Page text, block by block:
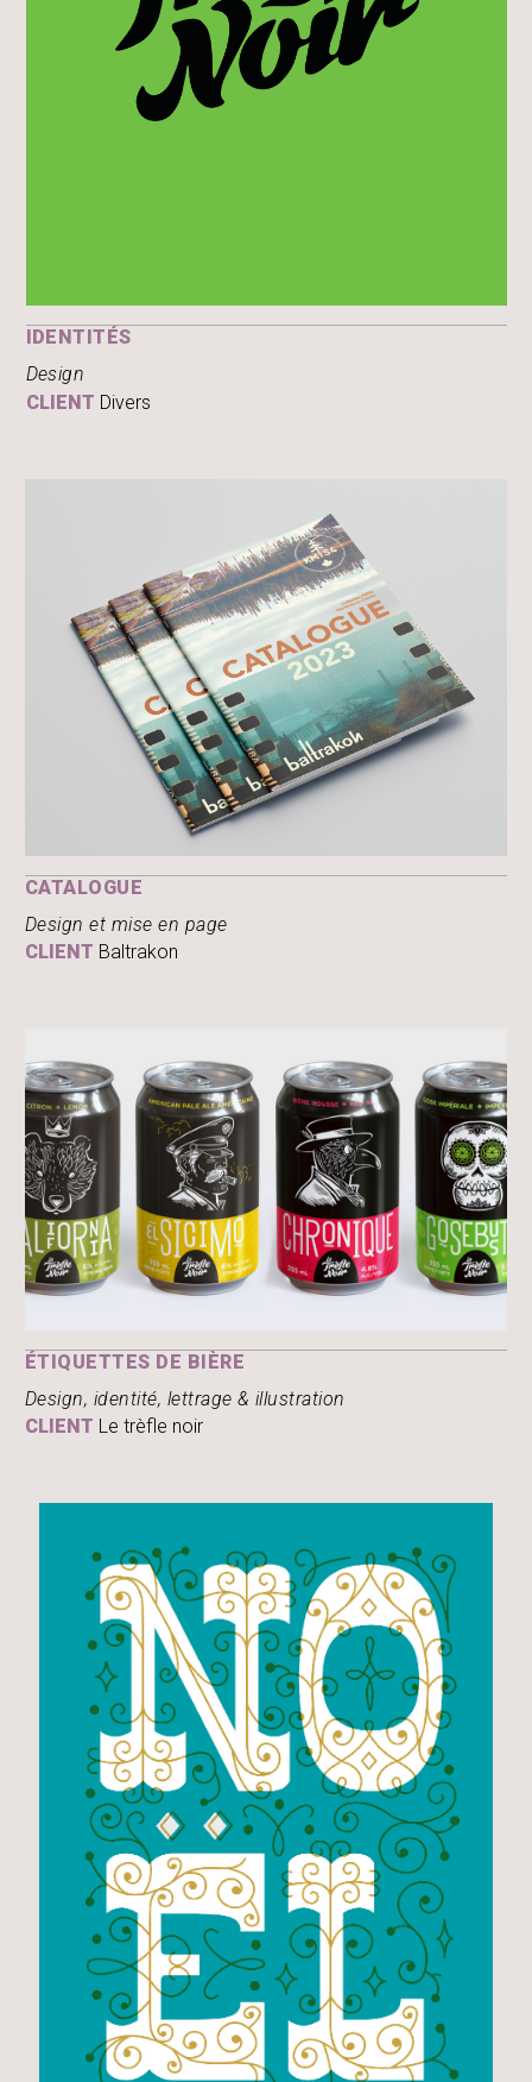
IDENTITÉS
Design
CLIENT Divers
CATALOGUE
Design et mise en page
CLIENT Baltrakon
ÉTIQUETTES DE BIÈRE
Design, identité, lettrage & illustration
CLIENT Le trèfle noir